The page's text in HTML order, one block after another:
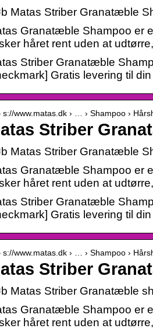
Matas Striber Granatæble
Granatæble Shampoo er
håret rent uden at
Striber Granatæble
Gratis levering til
s://www.matas.dk › … › Shampoo ›
Striber
Matas Striber Granatæble
Granatæble Shampoo er
håret rent uden at
Striber Granatæble
Gratis levering til
s://www.matas.dk › … › Shampoo ›
Striber
Matas Striber Granatæble
Granatæble Shampoo er
håret rent uden at